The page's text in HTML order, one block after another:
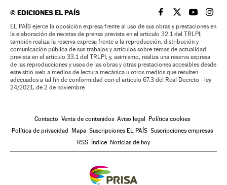
©EDICIONES EL PAÍS EL PAÍS BRASIL EN
EL PAÍSEL PAÍS
EL
EL PAÍS ejerce la oposición expresa frente al uso de sus obras y prestaciones en
la elaboración de revistas de prensa prevista en el artículo 32.1 del TRLPI;
también realiza la reserva expresa frente a la reproducción, distribución y
comunicación pública de sus trabajos y artículos sobre temas de actualidad
prevista en el artículo 33.1 del TRLPI; y, asimismo, realiza una reserva expresa
de las reproducciones y usos de las obras y otras prestaciones accesibles desde
este sitio web a medios de lectura mecánica u otros medios que resulten
adecuados a tal fin de conformidad con el artículo 67.3 del Real Decreto - ley
24/2021, de 2 de noviembre
Contacto Venta de contenidos Aviso legal
Política cookies
Política de privacidad
Mapa Suscripciones EL PAÍS Suscripciones empresas
RSS
Índice Noticias de hoy